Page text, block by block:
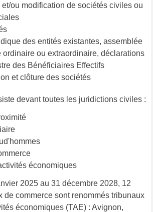
ou modification de sociétés civiles ou
des entités existantes, assemblée
ordinaire ou extraordinaire, déclarations
des Bénéficiaires Effectifs
et clôture des sociétés
devant toutes les juridictions civiles :
économiques
2025 au 31 décembre 2028, 12
de commerce sont renommés tribunaux
économiques (TAE) : Avignon,